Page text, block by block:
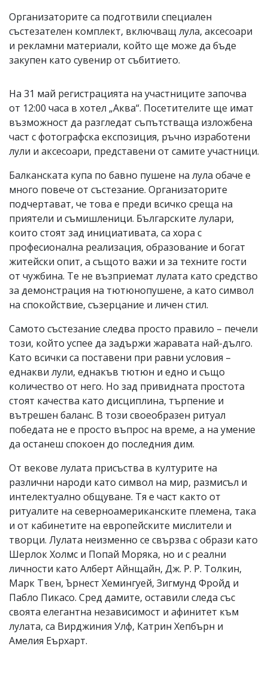
Организаторите са подготвили специален
състезателен комплект, включващ лула, аксесоари
и рекламни материали, който ще може да бъде
закупен като сувенир от събитието.
На 31 май регистрацията на участниците започва
от 12:00 часа в хотел „Аква“. Посетителите ще имат
възможност да разгледат съпътстваща изложбена
част с фотографска експозиция, ръчно изработени
лули и аксесоари, представени от самите участници.
Балканската купа по бавно пушене на лула обаче е
много повече от състезание. Организаторите
подчертават, че това е преди всичко среща на
приятели и съмишленици. Българските лулари,
които стоят зад инициативата, са хора с
професионална реализация, образование и богат
житейски опит, а същото важи и за техните гости
от чужбина. Те не възприемат лулата като средство
за демонстрация на тютюнопушене, а като символ
на спокойствие, съзерцание и личен стил.
Самото състезание следва просто правило – печели
този, който успее да задържи жаравата най-дълго.
Като всички са поставени при равни условия –
еднакви лули, еднакъв тютюн и едно и също
количество от него. Но зад привидната простота
стоят качества като дисциплина, търпение и
вътрешен баланс. В този своеобразен ритуал
победата не е просто въпрос на време, а на умение
да останеш спокоен до последния дим.
От векове лулата присъства в културите на
различни народи като символ на мир, размисъл и
интелектуално общуване. Тя е част както от
ритуалите на северноамериканските племена, така
и от кабинетите на европейските мислители и
творци. Лулата неизменно се свързва с образи като
Шерлок Холмс и Попай Моряка, но и с реални
личности като Алберт Айнщайн, Дж. Р. Р. Толкин,
Марк Твен, Ърнест Хемингуей, Зигмунд Фройд и
Пабло Пикасо. Сред дамите, оставили следа със
своята елегантна независимост и афинитет към
лулата, са Вирджиния Улф, Катрин Хепбърн и
Амелия Еърхарт.